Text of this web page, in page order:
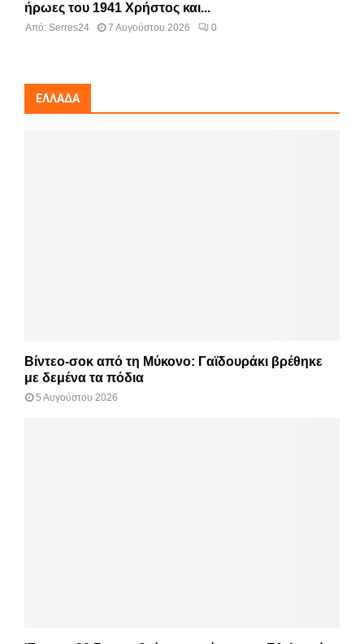
ήρωες του 1941 Χρήστος και...
Από: Serres24 7 Αυγούστου 2026 0
ΕΛΛΆΔΑ
Βίντεο-σοκ από τη Μύκονο: Γαϊδουράκι βρέθηκε
με δεμένα τα πόδια
5 Αυγούστου 2026